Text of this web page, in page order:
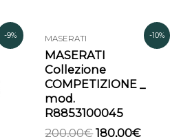
-9% -10%
MASERATI
MASERATI
Collezione
COMPETIZIONE _
mod.
R8853100045
200,00€
originale
era:
200,00€.
180,00€
Il
prezzo